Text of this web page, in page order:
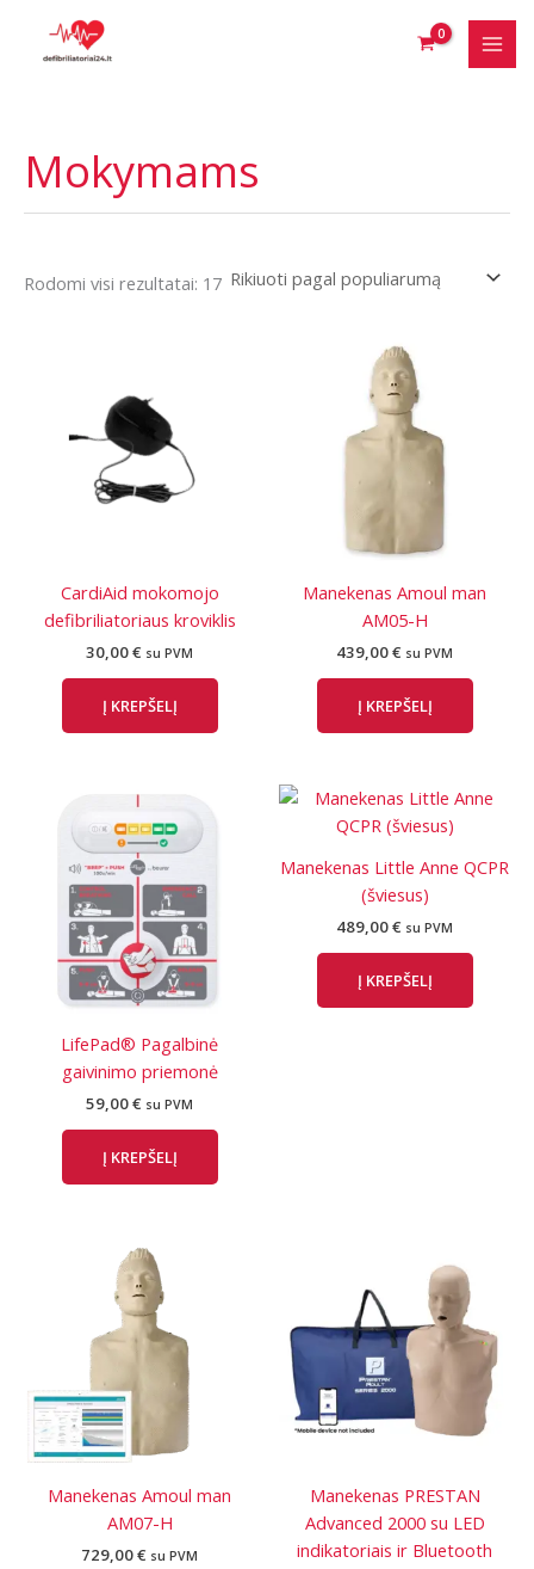
turinio
Mokymams
Rodomi visi rezultatai: 17Rūšiuojama
CardiAid mokomojo
defibriliatoriaus kroviklis
30,00€ su PVM
Į KREPŠELĮ
Manekenas Amoul man
AM05-H
439,00€ su PVM
Į KREPŠELĮ
LifePad® Pagalbinė
gaivinimo priemonė
59,00€ su PVM
Į KREPŠELĮ
Manekenas Little Anne QCPR
(šviesus)
489,00€ su PVM
Į KREPŠELĮ
Manekenas Amoul man
AM07-H
729,00€ su PVM
Manekenas PRESTAN
Advanced 2000 su LED
indikatoriais ir Bluetooth